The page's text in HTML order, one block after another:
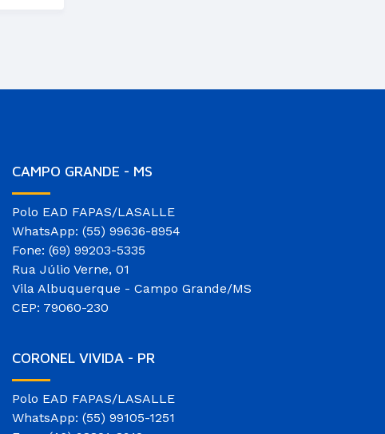
CAMPO GRANDE - MS
Polo EAD FAPAS/LASALLE
WhatsApp: (55) 99636-8954
Fone: (69) 99203-5335
Rua Júlio Verne, 01
Vila Albuquerque - Campo Grande/MS
CEP: 79060-230
CORONEL VIVIDA - PR
Polo EAD FAPAS/LASALLE
WhatsApp: (55) 99105-1251